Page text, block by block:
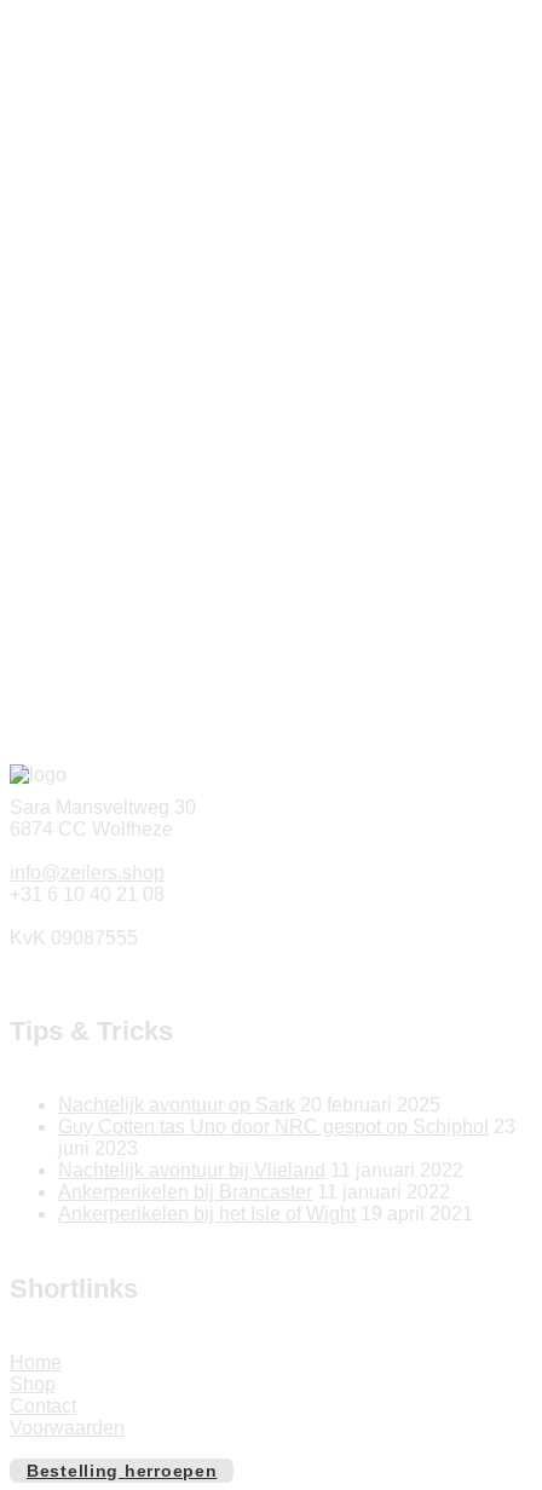
Sara Mansveltweg 30
6874 CC Wolfheze
info@zeilers.shop
+31 6 10 40 21 08
KvK 09087555
Tips & Tricks
Nachtelijk avontuur op Sark 20 februari 2025
Guy Cotten tas Uno door NRC gespot op Schiphol 23
juni 2023
Nachtelijk avontuur bij Vlieland 11 januari 2022
Ankerperikelen bij Brancaster 11 januari 2022
Ankerperikelen bij het Isle of Wight 19 april 2021
Shortlinks
Home
Shop
Contact
Voorwaarden
Bestelling herroepen